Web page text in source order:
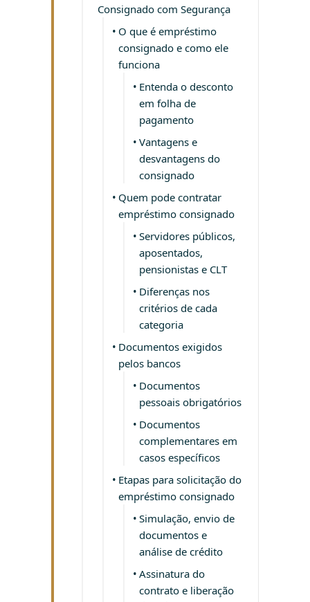
Consignado com Segurança
O que é empréstimo
consignado e como ele
funciona
Entenda o desconto
em folha de
pagamento
Vantagens e
desvantagens do
consignado
Quem pode contratar
empréstimo consignado
Servidores públicos,
aposentados,
pensionistas e CLT
Diferenças nos
critérios de cada
categoria
Documentos exigidos
pelos bancos
Documentos
pessoais obrigatórios
Documentos
complementares em
casos específicos
Etapas para solicitação do
empréstimo consignado
Simulação, envio de
documentos e
análise de crédito
Assinatura do
contrato e liberação